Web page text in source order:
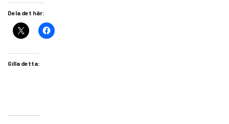
Dela det här:
Gilla detta: